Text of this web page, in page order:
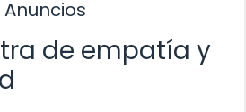
Anuncios
de empatía y